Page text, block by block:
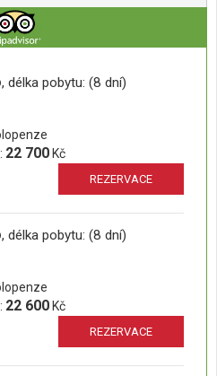
, délka pobytu: (8 dní)
22 700 Kč
REZERVACE
, délka pobytu: (8 dní)
22 600 Kč
REZERVACE